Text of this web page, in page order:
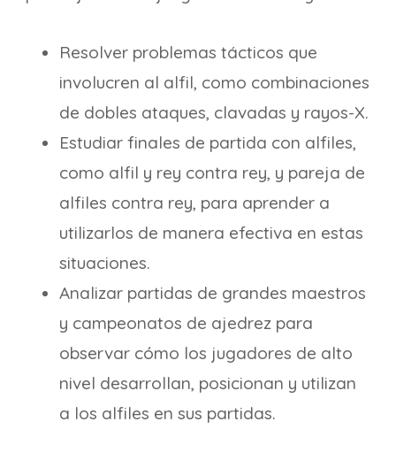
Resolver problemas tácticos que
involucren al alfil, como combinaciones
de dobles ataques, clavadas y rayos-X.
Estudiar finales de partida con alfiles,
como alfil y rey contra rey, y pareja de
alfiles contra rey, para aprender a
utilizarlos de manera efectiva en estas
situaciones.
Analizar partidas de grandes maestros
y campeonatos de ajedrez para
observar cómo los jugadores de alto
nivel desarrollan, posicionan y utilizan
a los alfiles en sus partidas.